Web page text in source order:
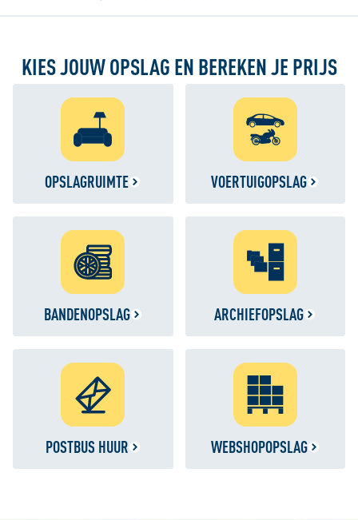
KIES JOUW OPSLAG EN BEREKEN JE PRIJS
OPSLAGRUIMTE VOERTUIGOPSLAG
BANDENOPSLAG ARCHIEFOPSLAG
POSTBUS HUUR WEBSHOPOPSLAG